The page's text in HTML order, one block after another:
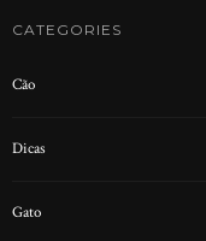
CATEGORIES
Cão
Dicas
Gato